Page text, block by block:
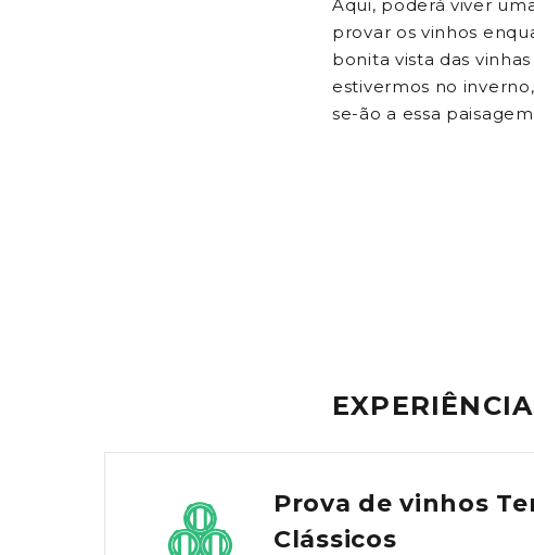
Aqui, poderá viver
provar os vinhos
bonita vista das
estivermos no
se-ão a essa
Prova de vinhos
Clássicos